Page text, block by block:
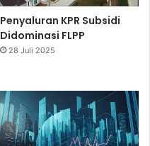
Penyaluran KPR Subsidi
Didominasi FLPP
28 Juli 2025